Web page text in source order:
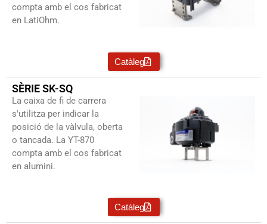
compta amb el cos fabricat
en LatiOhm.
Catàleg
SÈRIE SK-SQ
La caixa de fi de carrera
s'utilitza per indicar la
posició de la vàlvula, oberta
o tancada. La YT-870
compta amb el cos fabricat
en alumini.
Catàleg